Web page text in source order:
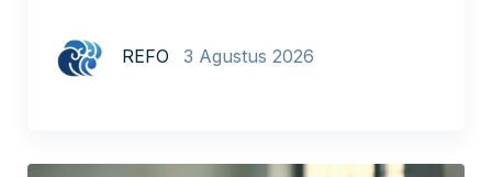
memalsukan riset dalam sebuah simposium
internasional di Kopenhagen demi
fiktif yang dibuat ChatGPT dalam gugatan
REFO 3 Agustus 2026